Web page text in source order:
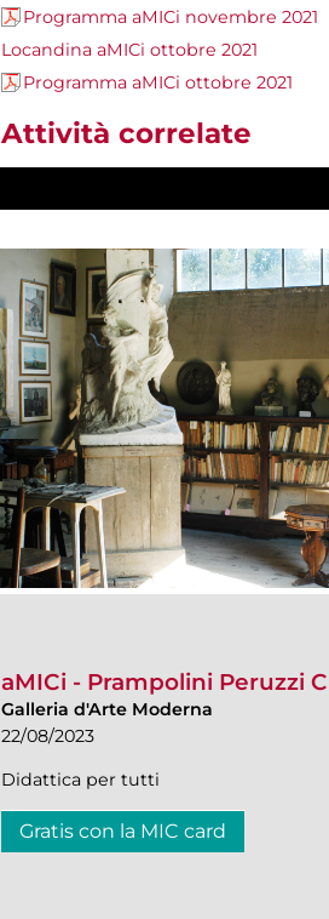
Programma aMICi novembre 2021
Locandina aMICi ottobre 2021
Programma aMICi ottobre 2021
Attività correlate
aMICi - Prampolini Peruzzi
Galleria d'Arte Moderna
22/08/2023
Didattica per tutti
Gratis con la MIC card